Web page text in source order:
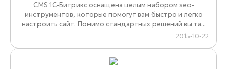
CMS 1С-Битрикс оснащена целым набором seo-
инструментов, которые помогут вам быстро и легко
настроить сайт. Помимо стандартных решений вы та...
2015-10-22